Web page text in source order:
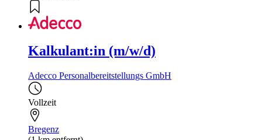
Kalkulant:in (m/w/d)
Adecco Personalbereitstellungs GmbH
Vollzeit
Bregenz